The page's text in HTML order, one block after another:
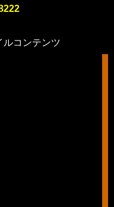
ルコンテンツ